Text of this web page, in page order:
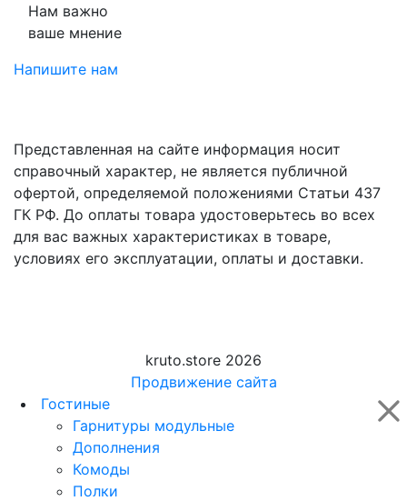
Нам важно
ваше мнение
Напишите нам
Представленная на сайте информация носит
справочный характер, не является публичной
офертой, определяемой положениями Статьи 437
ГК РФ. До оплаты товара удостоверьтесь во всех
для вас важных характеристиках в товаре,
условиях его эксплуатации, оплаты и доставки.
kruto.store 2026
Продвижение сайта
Гостиные
Гарнитуры модульные
Дополнения
Комоды
Полки